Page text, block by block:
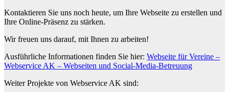
Kontaktieren Sie uns noch heute, um Ihre Webseite zu erstellen und
Ihre Online-Präsenz zu stärken.
Wir freuen uns darauf, mit Ihnen zu arbeiten!
Ausführliche Informationen finden Sie hier: Webseite für Vereine –
Webservice AK – Webseiten und Social-Media-Betreuung
Weiter Projekte von Webservice AK sind: